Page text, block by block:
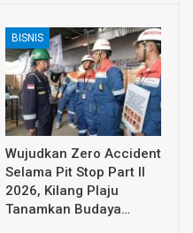
BISNIS
Wujudkan Zero Accident
Selama Pit Stop Part II
2026, Kilang Plaju
Tanamkan Budaya…